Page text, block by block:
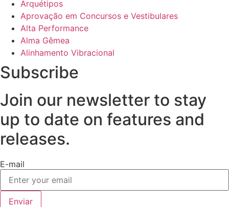
Arquétipos
Aprovação em Concursos e Vestibulares
Alta Performance
Alma Gêmea
Alinhamento Vibracional
Subscribe
Join our newsletter to stay
up to date on features and
releases.
E-mail
Enviar